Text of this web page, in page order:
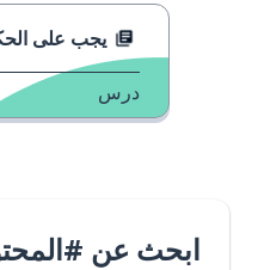
يجب على
درس
ابحث عن